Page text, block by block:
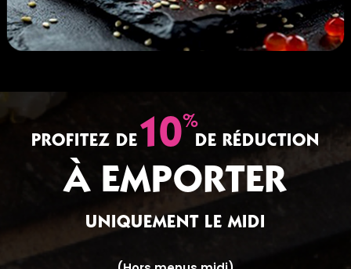
PROFITEZ DE10%
DE RÉDUCTION
À EMPORTER
UNIQUEMENT LE MIDI